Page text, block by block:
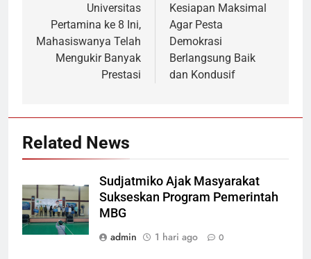
Universitas
Pertamina ke 8 Ini,
Mahasiswanya Telah
Mengukir Banyak
Prestasi
Kesiapan Maksimal
Agar Pesta
Demokrasi
Berlangsung Baik
dan Kondusif
Related News
Sudjatmiko Ajak Masyarakat
Sukseskan Program Pemerintah
MBG
admin
1 hari ago 0